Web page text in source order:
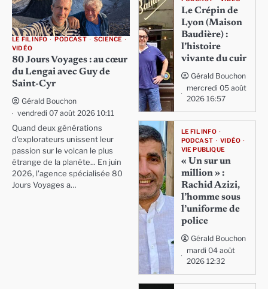
LE FIL INFO PODCAST
SCIENCE
VIDÉO
80 Jours Voyages : au cœur
du Lengai avec Guy de
Saint-Cyr
Gérald Bouchon
vendredi 07 août 2026 10:11
Quand deux générations
d'explorateurs unissent leur
passion sur le volcan le plus
étrange de la planète... En juin
2026, l'agence spécialisée 80
Jours Voyages a…
Le Crépin de
Lyon (Maison
Baudière) :
l’histoire
vivante du cuir
Gérald Bouchon
mercredi 05 août
2026 16:57
LE FIL INFO
PODCAST
VIDÉO
VIE PUBLIQUE
« Un sur un
million » :
Rachid Azizi,
l’homme sous
l’uniforme de
police
Gérald Bouchon
mardi 04 août
2026 12:32